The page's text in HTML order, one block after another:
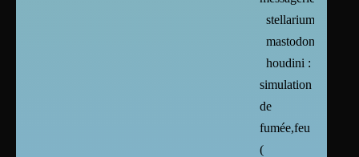
stellarium
mastodon
houdini :
simulation
de
fumée,feu
(